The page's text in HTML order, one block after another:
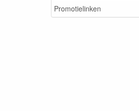
Promotielinken